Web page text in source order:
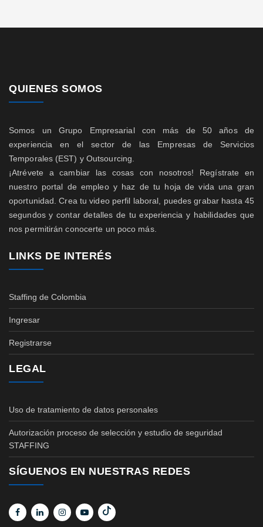
QUIENES SOMOS
Somos un Grupo Empresarial con más de 50 años de
experiencia en el sector de las Empresas de Servicios
Temporales (EST) y Outsourcing.
¡Atrévete a cambiar las cosas con nosotros! Regístrate en
nuestro portal de empleo y haz de tu hoja de vida una gran
oportunidad. Crea tu video perfil laboral, puedes grabar hasta 45
segundos y contar detalles de tu experiencia y habilidades que
nos permitirán conocerte un poco más.
LINKS DE INTERÉS
Staffing de Colombia
Ingresar
Registrarse
LEGAL
Uso de tratamiento de datos personales
Autorización proceso de selección y estudio de seguridad
STAFFING
SÍGUENOS EN NUESTRAS REDES